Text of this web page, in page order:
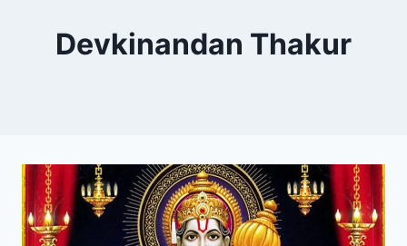
Devkinandan Thakur